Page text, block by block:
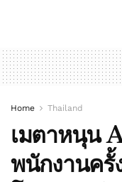
Home Thailand
เมตาหนุน
พนักงานค